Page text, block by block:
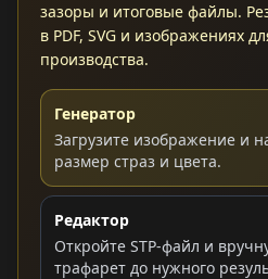
зазоры и итоговые файлы.
в PDF, SVG и изображениях
производства.
Генератор
Загрузите изображение и
размер страз и цвета.
Редактор
Откройте STP-файл и
трафарет до нужного